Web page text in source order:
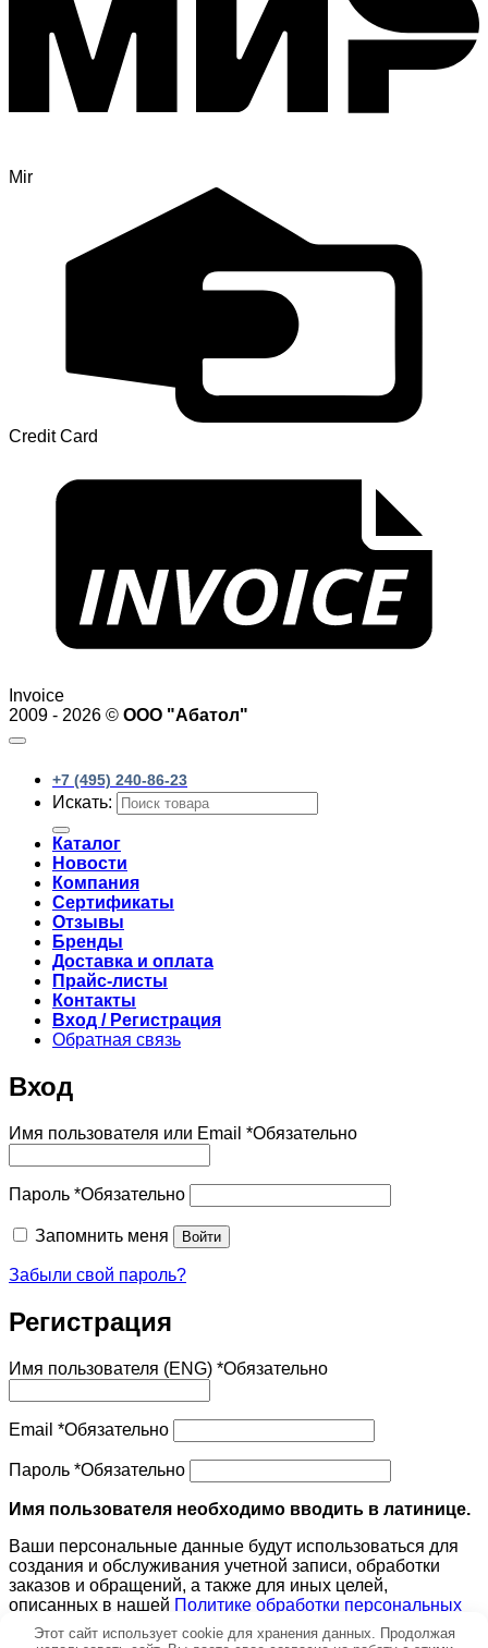
Mir
Credit Card
Invoice
2009 - 2026 © ООО "Абатол"
+7 (495) 240-86-23
Искать:
Каталог
Новости
Компания
Сертификаты
Отзывы
Бренды
Доставка и оплата
Прайс-листы
Контакты
Вход / Регистрация
Обратная связь
Вход
Имя пользователя или Email *Обязательно
Пароль *Обязательно
Запомнить меня Войти
Забыли свой пароль?
Регистрация
Имя пользователя (ENG) *Обязательно
Email *Обязательно
Пароль *Обязательно
Имя пользователя необходимо вводить в латинице.
Ваши персональные данные будут использоваться для
создания и обслуживания учетной записи, обработки
заказов и обращений, а также для иных целей,
описанных в нашей Политике обработки персональных
данных
Этот сайт использует cookie для хранения данных. Продолжая